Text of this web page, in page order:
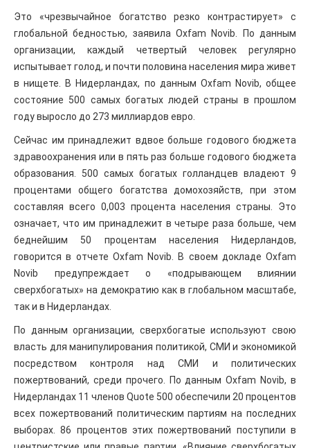
Это «чрезвычайное богатство резко контрастирует» с
глобальной бедностью, заявила Oxfam Novib. По данным
организации, каждый четвертый человек регулярно
испытывает голод, и почти половина населения мира живет
в нищете. В Нидерландах, по данным Oxfam Novib, общее
состояние 500 самых богатых людей страны в прошлом
году выросло до 273 миллиардов евро.
Сейчас им принадлежит вдвое больше годового бюджета
здравоохранения или в пять раз больше годового бюджета
образования. 500 самых богатых голландцев владеют 9
процентами общего богатства домохозяйств, при этом
составляя всего 0,003 процента населения страны. Это
означает, что им принадлежит в четыре раза больше, чем
беднейшим 50 процентам населения Нидерландов,
говорится в отчете Oxfam Novib. В своем докладе Oxfam
Novib предупреждает о «подрывающем влиянии
сверхбогатых» на демократию как в глобальном масштабе,
так и в Нидерландах.
По данным организации, сверхбогатые используют свою
власть для манипулирования политикой, СМИ и экономикой
посредством контроля над СМИ и политических
пожертвований, среди прочего. По данным Oxfam Novib, в
Нидерландах 11 членов Quote 500 обеспечили 20 процентов
всех пожертвований политическим партиям на последних
выборах. 86 процентов этих пожертвований поступили в